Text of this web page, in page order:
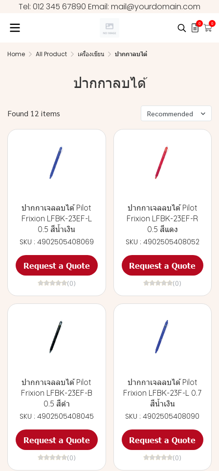
Tel: 012 345 67890 Email: mail@yourdomain.com
0 0
Home All Product เครื่องเขียน ปากกาลบได้
ปากกาลบได้
Found 12 items Recommended
ปากกาเจลลบได้ Pilot
Frixion LFBK-23EF-L
0.5 สีน้ำเงิน
SKU : 4902505408069
Request a Quote
(0)
ปากกาเจลลบได้ Pilot
Frixion LFBK-23EF-R
0.5 สีแดง
SKU : 4902505408052
Request a Quote
(0)
ปากกาเจลลบได้ Pilot
Frixion LFBK-23EF-B
0.5 สีดำ
SKU : 4902505408045
Request a Quote
(0)
ปากกาเจลลบได้ Pilot
Frixion LFBK-23F-L 0.7
สีน้ำเงิน
SKU : 4902505408090
Request a Quote
(0)